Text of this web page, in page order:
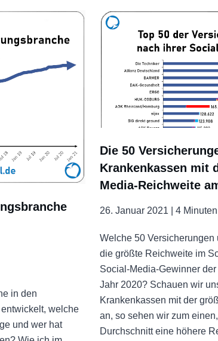
in den
welche
und wer hat
Die 50
Krankenkassen mit
Media-Reichweite
26. Januar 2021 | 4
Welche 50
die größte Reichweite im
Social-Media-Gewinner
Jahr 2020? Schauen wir
Krankenkassen mit der
an, so sehen wir zum
Durchschnitt eine höhere